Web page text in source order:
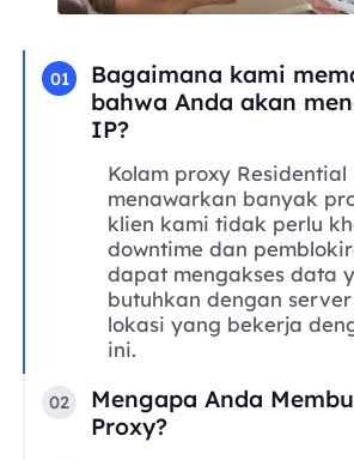
01
Bagaimana kami
bahwa Anda akan
IP?
Kolam proxy Residential
menawarkan banyak
klien kami tidak perlu
downtime dan
dapat mengakses data
butuhkan dengan
lokasi yang bekerja
ini.
02
Mengapa Anda
Proxy?